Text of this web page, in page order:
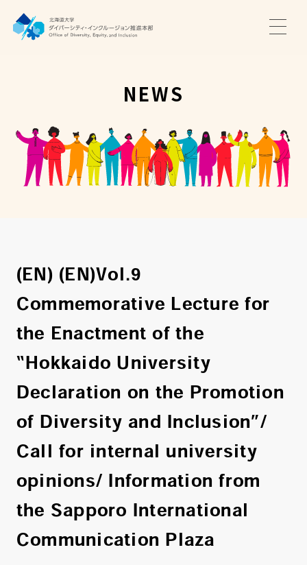
推進本部について
アクセス・お問い合わせ
NEWS
(EN) (EN)Vol.9
Commemorative Lecture for
the Enactment of the
“Hokkaido University
Declaration on the Promotion
of Diversity and Inclusion”/
Call for internal university
opinions/ Information from
the Sapporo International
Communication Plaza